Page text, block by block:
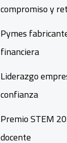
compromiso y
Pymes
financiera
Liderazgo
confianza
Premio STEM
docente